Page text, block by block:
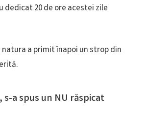
dedicat 20 de ore acestei zile
natura a primit înapoi un strop din
s-a spus un NU răspicat